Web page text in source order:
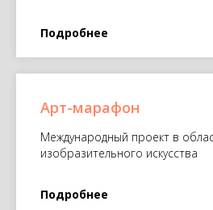
Подробнее
Арт-марафон
Международный проект в
изобразительного искусства
Подробнее